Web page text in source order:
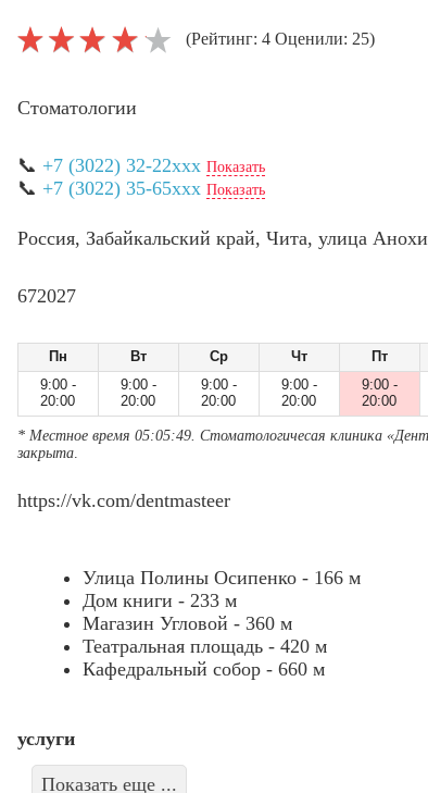
(Рейтинг: 4 Оценили: 25)
Стоматологии
📞 +7 (3022) 32-22xxx Показать
📞 +7 (3022) 35-65xxx Показать
Россия, Забайкальский край, Чита, улица
672027
Пн Вт Ср Чт Пт
9:00 -
20:00
9:00 -
20:00
9:00 -
20:00
9:00 -
20:00
9:00 -
20:00
* Местное время 05:05:49. Стоматологичесая клиника
закрыта.
https://vk.com/dentmasteer
Улица Полины Осипенко - 166 м
Дом книги - 233 м
Магазин Угловой - 360 м
Театральная площадь - 420 м
Кафедральный собор - 660 м
услуги
Показать еще ...